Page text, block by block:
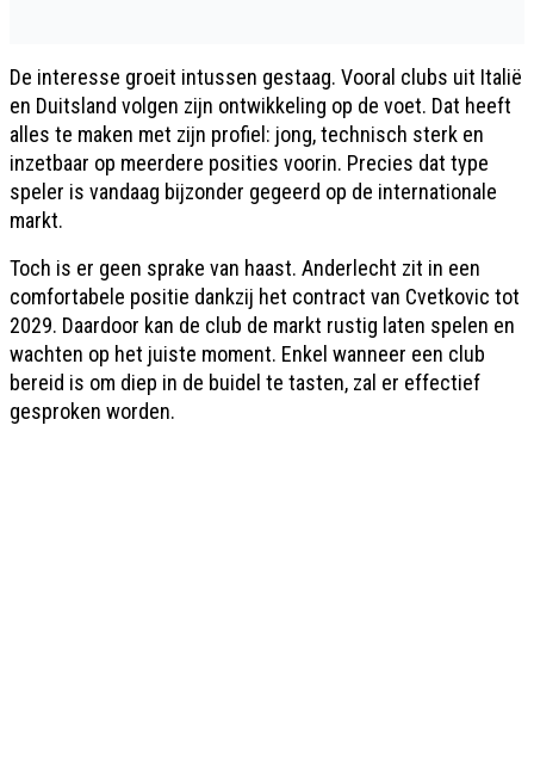
De interesse groeit intussen gestaag. Vooral clubs uit Italië
en Duitsland volgen zijn ontwikkeling op de voet. Dat heeft
alles te maken met zijn profiel: jong, technisch sterk en
inzetbaar op meerdere posities voorin. Precies dat type
speler is vandaag bijzonder gegeerd op de internationale
markt.
Toch is er geen sprake van haast. Anderlecht zit in een
comfortabele positie dankzij het contract van Cvetkovic tot
2029. Daardoor kan de club de markt rustig laten spelen en
wachten op het juiste moment. Enkel wanneer een club
bereid is om diep in de buidel te tasten, zal er effectief
gesproken worden.